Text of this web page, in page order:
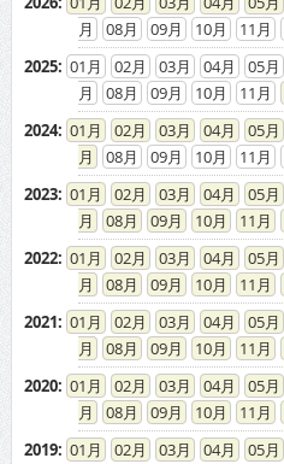
08
09 10 11
2025: 01 02 03 04 05
08
09 10 11
2024: 01 02 03 04 05
08
09 10 11
2023: 01 02 03 04 05
08
09 10 11
2022: 01 02 03 04 05
08
09 10 11
2021: 01 02 03 04 05
08
09 10 11
2020: 01 02 03 04 05
08
09 10 11
2019: 01 02 03 04 05